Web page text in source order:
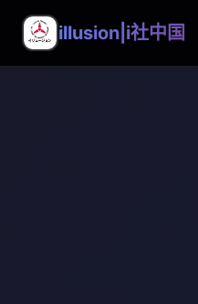
illusion|i社中国